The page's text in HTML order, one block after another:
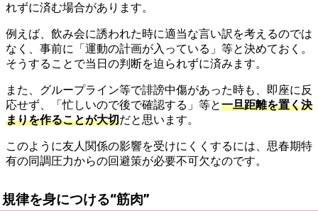
れずに済む場合があります。
例えば、飲み会に誘われた時に適当な言い訳を考えるのでは
なく、事前に「運動の計画が入っている」等と決めておく。
そうすることで当日の判断を迫られずに済みます。
また、グループライン等で誹謗中傷があった時も、即座に反
応せず、「忙しいので後で確認する」等と一旦距離を置く決
まりを作ることが大切だと思います。
このように友人関係の影響を受けにくくするには、思春期特
有の同調圧力からの回避策が必要不可欠なのです。
規律を身につける“筋肉”